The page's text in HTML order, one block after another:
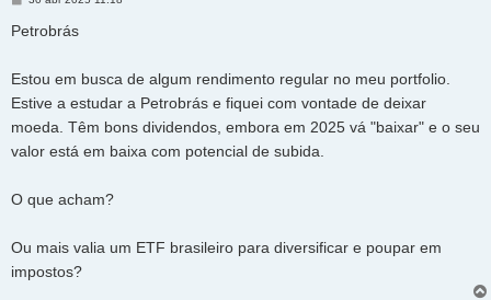
s
e
Petrobrás
Estou em busca de algum rendimento regular no meu portfolio.
Estive a estudar a Petrobrás e fiquei com vontade de deixar
moeda. Têm bons dividendos, embora em 2025 vá "baixar" e o seu
valor está em baixa com potencial de subida.
O que acham?
Ou mais valia um ETF brasileiro para diversificar e poupar em
impostos?